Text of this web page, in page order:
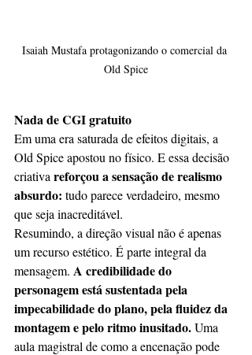
Isaiah Mustafa protagonizando o comercial da
Old Spice
Nada de CGI gratuito
Em uma era saturada de efeitos digitais, a
Old Spice apostou no físico. E essa decisão
criativa reforçou a sensação de realismo
absurdo: tudo parece verdadeiro, mesmo
que seja inacreditável.
Resumindo, a direção visual não é apenas
um recurso estético. É parte integral da
mensagem. A credibilidade do
personagem está sustentada pela
impecabilidade do plano, pela fluidez da
montagem e pelo ritmo inusitado. Uma
aula magistral de como a encenação pode